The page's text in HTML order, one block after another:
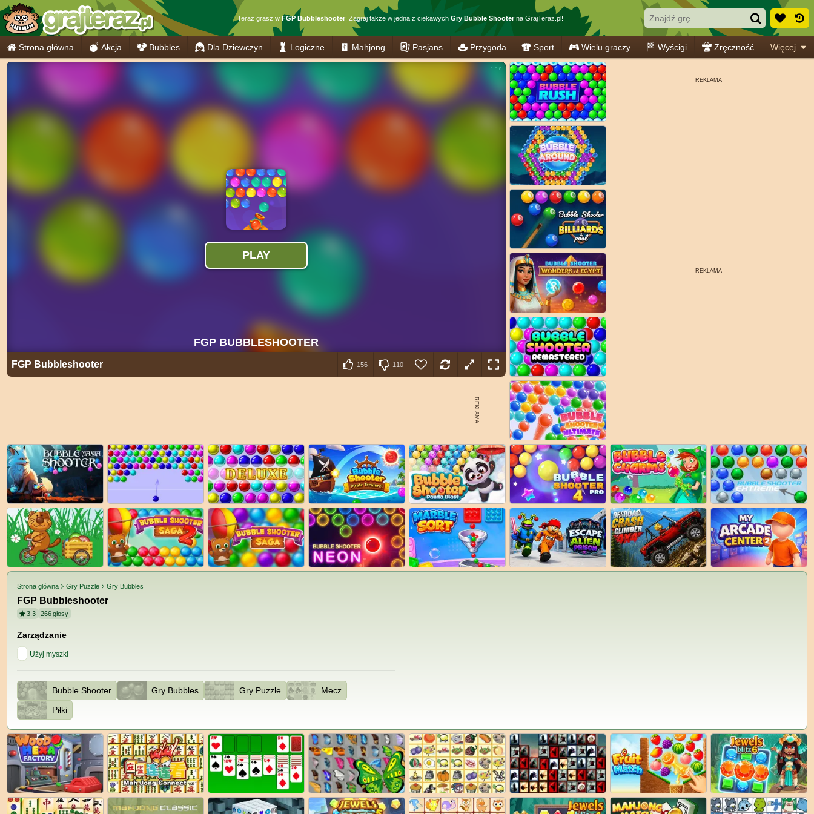
Teraz grasz w FGP Bubbleshooter. Zagraj także w jedną z ciekawych Gry Bubble Shooterna GrajTeraz.pl!
Strona główna Akcja Bubbles Dla Dziewczyn Logiczne Mahjong Pasjans Przygoda Sport Wielu graczy Wyścigi Zręczność Więcej
FGP Bubbleshooter 156 110
Strona główna Gry Puzzle Gry Bubbles
FGP Bubbleshooter
3.3 266głosy
Zarządzanie
Użyj myszki
Bubble Shooter Gry Bubbles Gry Puzzle
Mecz
Piłki